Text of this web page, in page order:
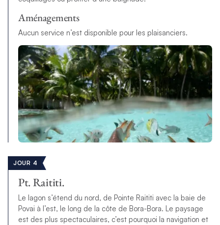
Aménagements
Aucun service n’est disponible pour les plaisanciers.
JOUR 4
Pt. Raititi.
Le lagon s’étend du nord, de Pointe Raititi avec la baie de
Povai à l’est, le long de la côte de Bora-Bora. Le paysage
est des plus spectaculaires, c’est pourquoi la navigation et